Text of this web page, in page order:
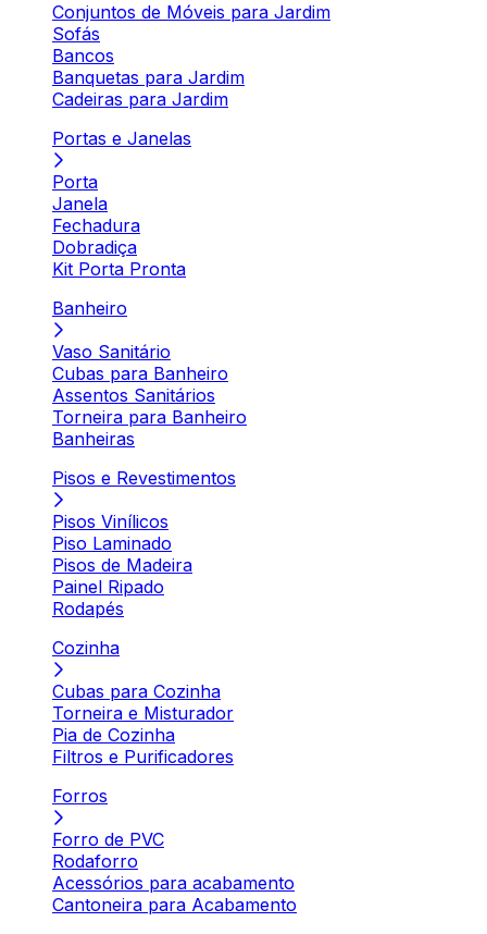
Conjuntos de Móveis para Jardim
Sofás
Bancos
Banquetas para Jardim
Cadeiras para Jardim
Portas e Janelas
Porta
Janela
Fechadura
Dobradiça
Kit Porta Pronta
Banheiro
Vaso Sanitário
Cubas para Banheiro
Assentos Sanitários
Torneira para Banheiro
Banheiras
Pisos e Revestimentos
Pisos Vinílicos
Piso Laminado
Pisos de Madeira
Painel Ripado
Rodapés
Cozinha
Cubas para Cozinha
Torneira e Misturador
Pia de Cozinha
Filtros e Purificadores
Forros
Forro de PVC
Rodaforro
Acessórios para acabamento
Cantoneira para Acabamento